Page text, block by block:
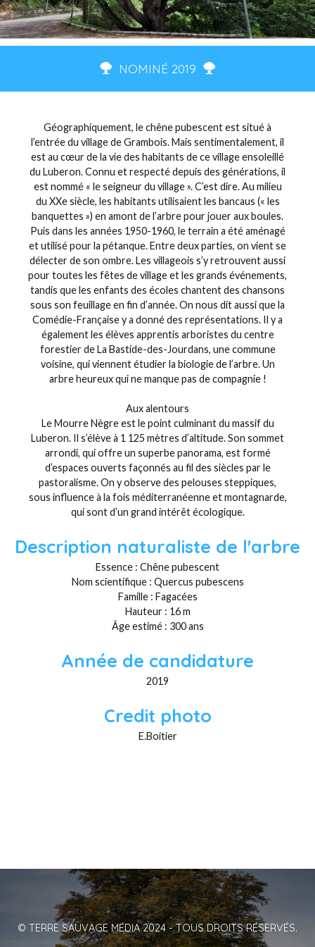
NOMINÉ 2019
Géographiquement, le chêne pubescent est situé à
l’entrée du village de Grambois. Mais sentimentalement, il
est au cœur de la vie des habitants de ce village ensoleillé
du Luberon. Connu et respecté depuis des générations, il
est nommé « le seigneur du village ». C’est dire. Au milieu
du XXe siècle, les habitants utilisaient les bancaus (« les
banquettes ») en amont de l’arbre pour jouer aux boules.
Puis dans les années 1950-1960, le terrain a été aménagé
et utilisé pour la pétanque. Entre deux parties, on vient se
délecter de son ombre. Les villageois s’y retrouvent aussi
pour toutes les fêtes de village et les grands événements,
tandis que les enfants des écoles chantent des chansons
sous son feuillage en fin d’année. On nous dit aussi que la
Comédie-Française y a donné des représentations. Il y a
également les élèves apprentis arboristes du centre
forestier de La Bastide-des-Jourdans, une commune
voisine, qui viennent étudier la biologie de l’arbre. Un
arbre heureux qui ne manque pas de compagnie !
Aux alentours
Le Mourre Nègre est le point culminant du massif du
Luberon. Il s’élève à 1 125 mètres d’altitude. Son sommet
arrondi, qui offre un superbe panorama, est formé
d’espaces ouverts façonnés au fil des siècles par le
pastoralisme. On y observe des pelouses steppiques,
sous influence à la fois méditerranéenne et montagnarde,
qui sont d’un grand intérêt écologique.
Description naturaliste de l'arbre
Essence : Chêne pubescent
Nom scientifique : Quercus pubescens
Famille : Fagacées
Hauteur : 16 m
Âge estimé : 300 ans
Année de candidature
2019
Credit photo
E.Boitier
© TERRE SAUVAGE MÉDIA 2024 - TOUS DROITS RÉSERVÉS.